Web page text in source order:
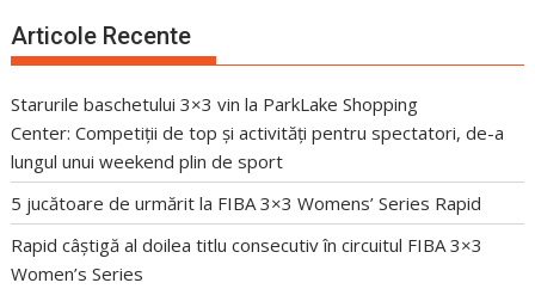
Articole Recente
Starurile baschetului 3×3 vin la ParkLake Shopping
Center: Competiții de top și activități pentru spectatori, de-a
lungul unui weekend plin de sport
5 jucătoare de urmărit la FIBA 3×3 Womens’ Series Rapid
Rapid câștigă al doilea titlu consecutiv în circuitul FIBA 3×3
Women’s Series